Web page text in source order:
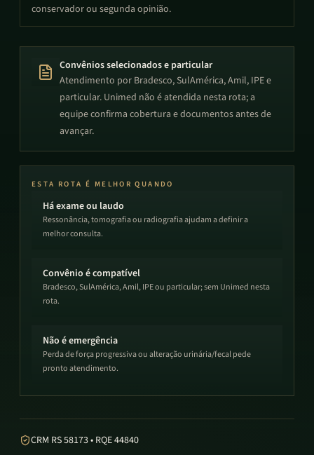
conservador ou segunda opinião.
Convênios selecionados e particular
Atendimento por Bradesco, SulAmérica, Amil, IPE e
particular. Unimed não é atendida nesta rota; a
equipe confirma cobertura e documentos antes de
avançar.
ESTA ROTA É MELHOR QUANDO
Há exame ou laudo
Ressonância, tomografia ou radiografia ajudam a definir a
melhor consulta.
Convênio é compatível
Bradesco, SulAmérica, Amil, IPE ou particular; sem Unimed nesta
rota.
Não é emergência
Perda de força progressiva ou alteração urinária/fecal pede
pronto atendimento.
CRM RS 58173 • RQE 44840